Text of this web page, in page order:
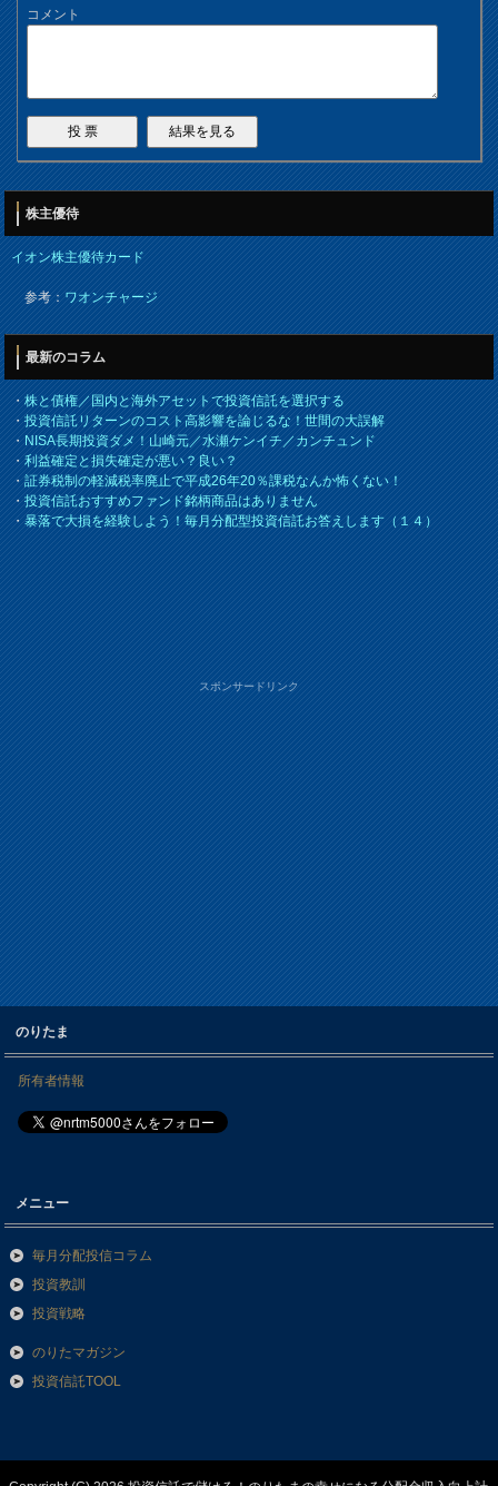
コメント
株主優待
イオン株主優待カード
参考：ワオンチャージ
最新のコラム
・株と債権／国内と海外アセットで投資信託を選択する
・投資信託リターンのコスト高影響を論じるな！世間の大誤解
・NISA長期投資ダメ！山崎元／水瀬ケンイチ／カンチュンド
・利益確定と損失確定が悪い？良い？
・証券税制の軽減税率廃止で平成26年20％課税なんか怖くない！
・投資信託おすすめファンド銘柄商品はありません
・暴落で大損を経験しよう！毎月分配型投資信託お答えします（１４）
スポンサードリンク
のりたま
所有者情報
メニュー
毎月分配投信コラム
投資教訓
投資戦略
のりたマガジン
投資信託TOOL